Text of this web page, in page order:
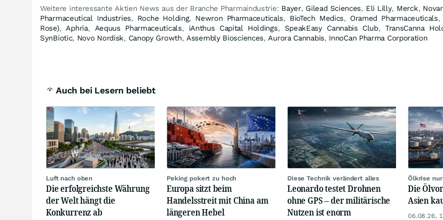
Weitere interessante Aktien News aus der Branche Pharmaindustrie: Bayer, Gilead Sciences, Eli Lilly, Merck,
Pharmaceutical Industries, Roche Holding, Newron Pharmaceuticals, BioTech Medics, Oramed Pharmaceuticals,
Rose),Aphria, Aequus Pharmaceuticals, iAnthus Capital Holdings, SpeakEasy Cannabis Club, TransCanna
SynBiotic, Novo Nordisk, Canopy Growth,Assembly Biosciences,Aurora Cannabis, InnoCan Pharma Corporation
Auch bei Lesern beliebt
Luft nach oben
Die erfolgreichste Währung
der Welt hängt die
Konkurrenz ab
Peking pokert zu hoch
Europa sitzt beim
Handelsstreit mit China am
längeren Hebel
Diese Technik verändert alles
Leonardo testet Drohnen
ohne GPS – der militärische
Nutzen ist enorm
Ölkrise nur
Die
Asien
06.08.26,